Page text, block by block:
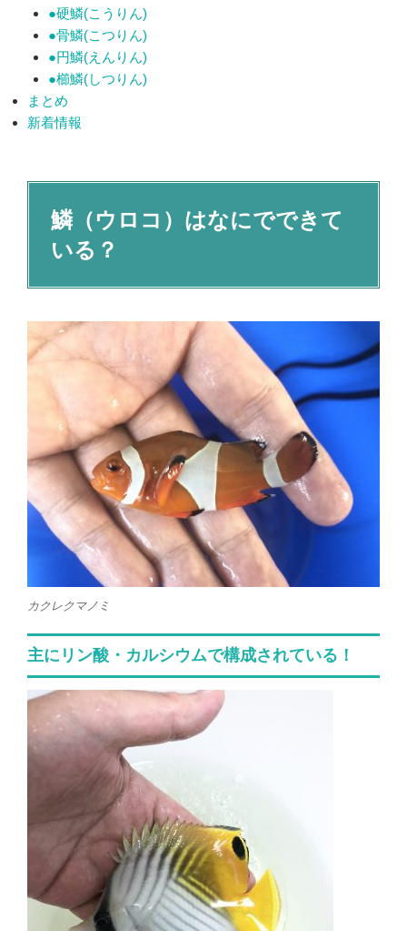
●硬鱗(こうりん)
●骨鱗(こつりん)
●円鱗(えんりん)
●櫛鱗(しつりん)
まとめ
新着情報
鱗（ウロコ）はなにでできて
いる？
カクレクマノミ
主にリン酸・カルシウムで構成されている！